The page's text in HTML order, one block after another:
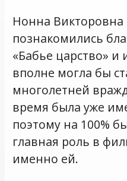
Нонна
познакомились
«Бабье царство» и
вполне могла бы
многолетней
время была уже
поэтому на 100%
главная роль в
именно ей.